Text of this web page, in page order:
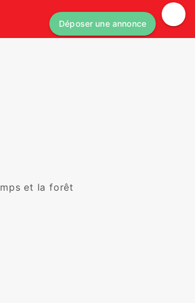
Déposer une annonce
et la forêt